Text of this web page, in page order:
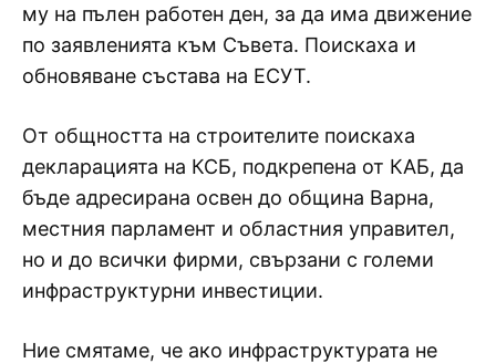
му на пълен работен ден, за да има движение
по заявленията към Съвета. Поискаха и
обновяване състава на ЕСУТ.
От общността на строителите поискаха
декларацията на КСБ, подкрепена от КАБ, да
бъде адресирана освен до община Варна,
местния парламент и областния управител,
но и до всички фирми, свързани с големи
инфраструктурни инвестиции.
Ние смятаме, че ако инфраструктурата не